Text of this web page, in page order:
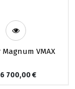
VMAX
700,00€